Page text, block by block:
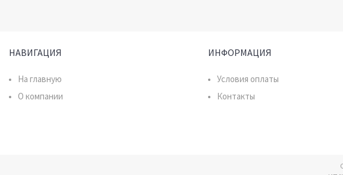
НАВИГАЦИЯ
На главную
О компании
ИНФОРМАЦИЯ
Условия оплаты
Контакты